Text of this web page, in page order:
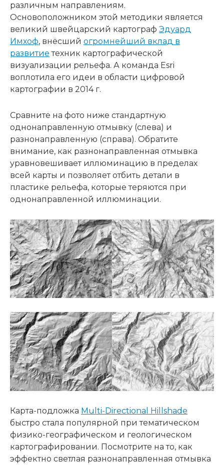
различным направлениям.
Основоположником этой методики является
великий швейцарский картограф Эдуард
Имхоф, внёсший огромнейший вклад в
развитие техник картографической
визуализации рельефа. А команда Esri
воплотила его идеи в области цифровой
картографии в 2014 г.
Сравните на фото ниже стандартную
однонаправленную отмывку (слева) и
разнонаправленную (справа). Обратите
внимание, как разнонаправленная отмывка
уравновешивает иллюминацию в пределах
всей карты и позволяет отбить детали в
пластике рельефа, которые теряются при
однонаправленной иллюминации.
Карта-подложка Multi-Directional Hillshade
быстро стала популярной при тематическом
физико-географическом и геологическом
картографировании. Посмотрите на то, как
эффектно светлая разнонаправленная отмывка